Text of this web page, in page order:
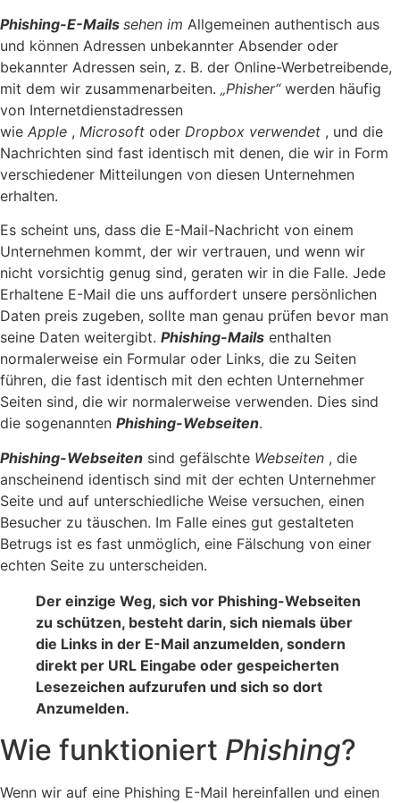
Phishing-E-Mails sehen im Allgemeinen authentisch aus
und können Adressen unbekannter Absender oder
bekannter Adressen sein, z. B. der Online-Werbetreibende,
mit dem wir zusammenarbeiten. „Phisher“werden häufig
von Internetdienstadressen
wie Apple , Microsoft oder Dropbox verwendet , und die
Nachrichten sind fast identisch mit denen, die wir in Form
verschiedener Mitteilungen von diesen Unternehmen
erhalten.
Es scheint uns, dass die E-Mail-Nachricht von einem
Unternehmen kommt, der wir vertrauen, und wenn wir
nicht vorsichtig genug sind, geraten wir in die Falle. Jede
Erhaltene E-Mail die uns auffordert unsere persönlichen
Daten preis zugeben, sollte man genau prüfen bevor man
seine Daten weitergibt. Phishing-Mails enthalten
normalerweise ein Formular oder Links, die zu Seiten
führen, die fast identisch mit den echten Unternehmer
Seiten sind, die wir normalerweise verwenden. Dies sind
die sogenannten Phishing-Webseiten.
Phishing-Webseiten sind gefälschte Webseiten , die
anscheinend identisch sind mit der echten Unternehmer
Seite und auf unterschiedliche Weise versuchen, einen
Besucher zu täuschen. Im Falle eines gut gestalteten
Betrugs ist es fast unmöglich, eine Fälschung von einer
echten Seite zu unterscheiden.
Der einzige Weg, sich vor Phishing-Webseiten
zu schützen, besteht darin, sich niemals über
die Links in der E-Mail anzumelden, sondern
direkt per URL Eingabe oder gespeicherten
Lesezeichen aufzurufen und sich so dort
Anzumelden.
Wie funktioniert Phishing?
Wenn wir auf eine Phishing E-Mail hereinfallen und einen